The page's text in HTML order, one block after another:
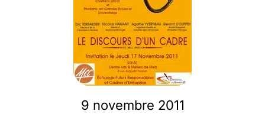
Membres
Nous soutenir
9 novembre 2011